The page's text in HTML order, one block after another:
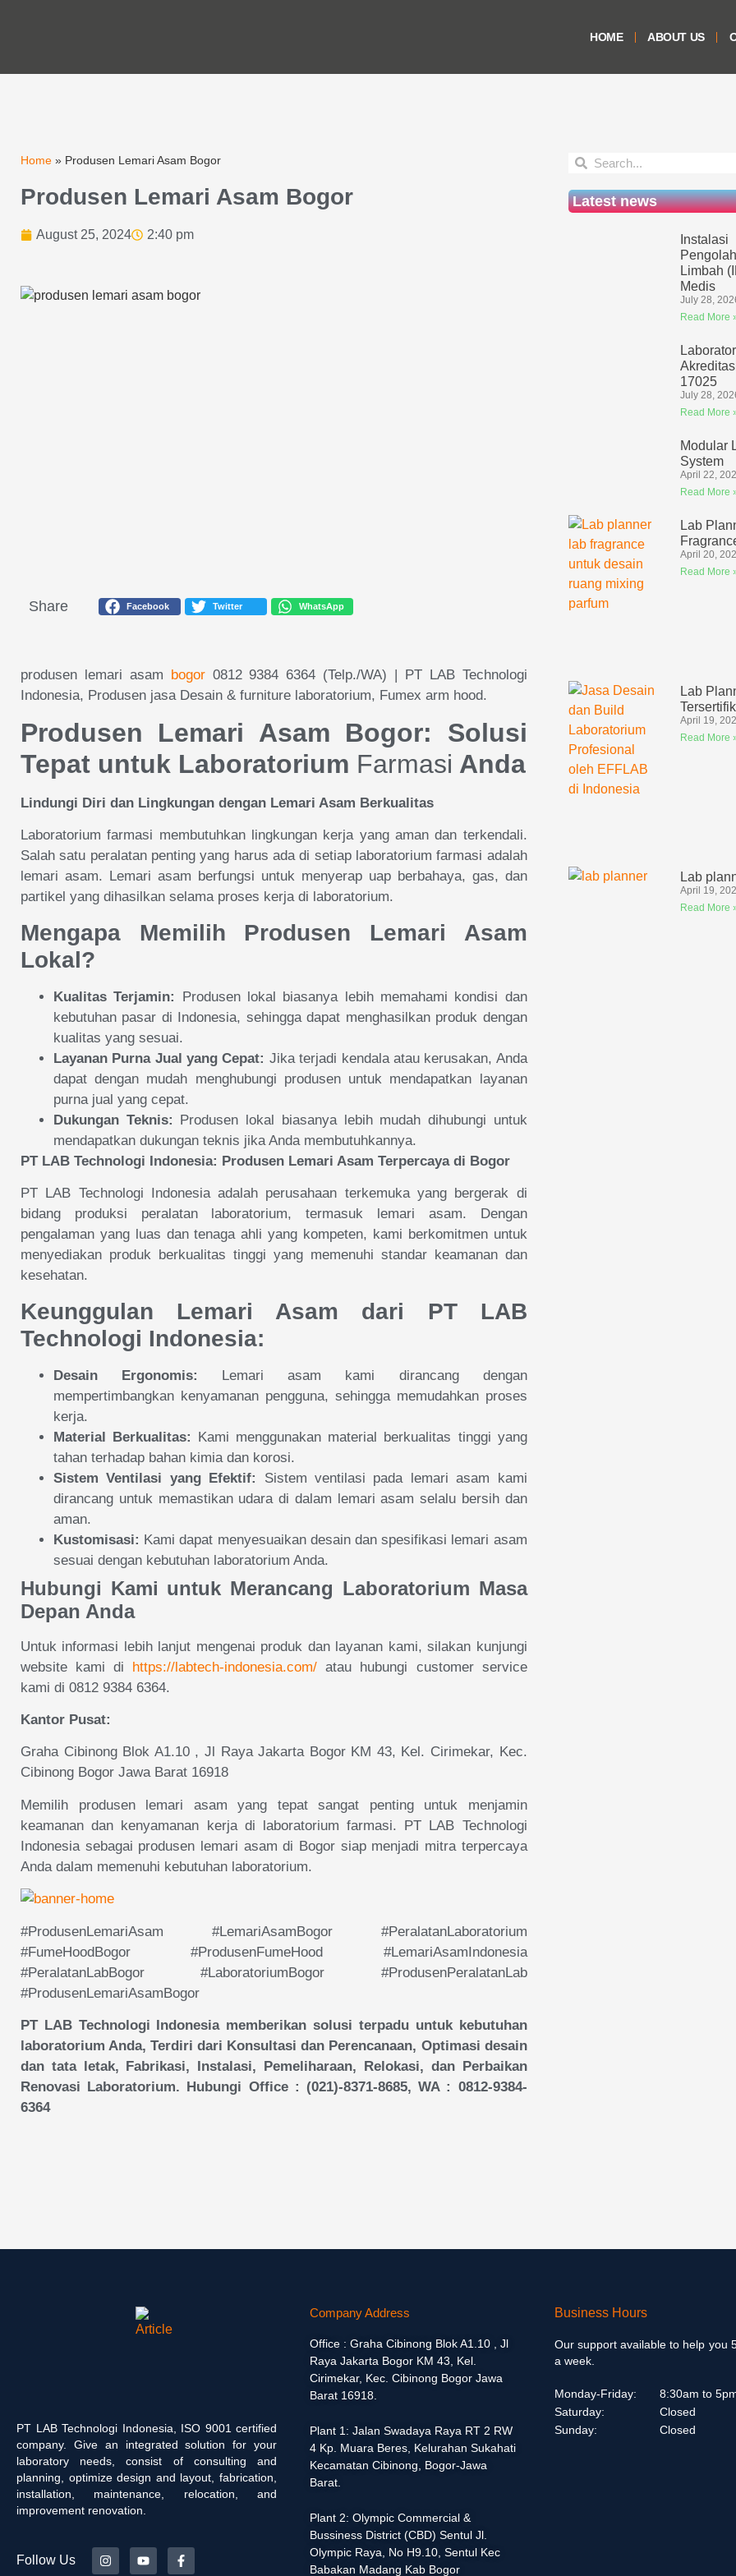
HOME ABOUT US
Home » Produsen Lemari Asam Bogor
Produsen Lemari Asam Bogor
August 25, 2024 2:40 pm
Share Facebook Twitter WhatsApp
produsen lemari asam bogor0812 9384 6364 (Telp./WA) | PT LAB Technologi
Indonesia, Produsen jasa Desain & furniture laboratorium, Fumex arm hood.
Produsen Lemari Asam Bogor: Solusi
Tepat untuk Laboratorium Farmasi Anda
Lindungi Diri dan Lingkungan dengan Lemari Asam Berkualitas
Laboratorium farmasi membutuhkan lingkungan kerja yang aman dan terkendali.
Salah satu peralatan penting yang harus ada di setiap laboratorium farmasi adalah
lemari asam. Lemari asam berfungsi untuk menyerap uap berbahaya, gas, dan
partikel yang dihasilkan selama proses kerja di laboratorium.
Mengapa Memilih Produsen Lemari Asam
Lokal?
Kualitas Terjamin:
Produsen lokal biasanya lebih memahami kondisi dan
kebutuhan pasar di Indonesia, sehingga dapat menghasilkan produk dengan
kualitas yang sesuai.
Layanan Purna Jual yang Cepat: Jika terjadi kendala atau kerusakan, Anda
dapat dengan mudah menghubungi produsen untuk mendapatkan layanan
purna jual yang cepat.
Dukungan Teknis: Produsen lokal biasanya lebih mudah dihubungi untuk
mendapatkan dukungan teknis jika Anda membutuhkannya.
PT LAB Technologi Indonesia: Produsen Lemari Asam Terpercaya di Bogor
PT LAB Technologi Indonesia adalah perusahaan terkemuka yang bergerak di
bidang produksi peralatan laboratorium, termasuk lemari asam. Dengan
pengalaman yang luas dan tenaga ahli yang kompeten, kami berkomitmen untuk
menyediakan produk berkualitas tinggi yang memenuhi standar keamanan dan
kesehatan.
Keunggulan Lemari Asam dari PT LAB
Technologi Indonesia:
Desain Ergonomis:
Lemari asam kami dirancang dengan
mempertimbangkan kenyamanan pengguna, sehingga memudahkan proses
kerja.
Material Berkualitas: Kami menggunakan material berkualitas tinggi yang
tahan terhadap bahan kimia dan korosi.
Sistem Ventilasi yang Efektif:
Sistem ventilasi pada lemari asam kami
dirancang untuk memastikan udara di dalam lemari asam selalu bersih dan
aman.
Kustomisasi: Kami dapat menyesuaikan desain dan spesifikasi lemari asam
sesuai dengan kebutuhan laboratorium Anda.
Hubungi Kami untuk Merancang Laboratorium Masa
Depan Anda
Untuk informasi lebih lanjut mengenai produk dan layanan kami, silakan kunjungi
website kami di https://labtech-indonesia.com/ atau hubungi customer service
kami di 0812 9384 6364.
Kantor Pusat:
Graha Cibinong Blok A1.10 , Jl Raya Jakarta Bogor KM 43, Kel. Cirimekar, Kec.
Cibinong Bogor Jawa Barat 16918
Memilih produsen lemari asam yang tepat sangat penting untuk menjamin
keamanan dan kenyamanan kerja di laboratorium farmasi. PT LAB Technologi
Indonesia sebagai produsen lemari asam di Bogor siap menjadi mitra terpercaya
Anda dalam memenuhi kebutuhan laboratorium.
#ProdusenLemariAsam #LemariAsamBogor #PeralatanLaboratorium
#FumeHoodBogor #ProdusenFumeHood #LemariAsamIndonesia
#PeralatanLabBogor #LaboratoriumBogor #ProdusenPeralatanLab
#ProdusenLemariAsamBogor
PT LAB Technologi Indonesia memberikan solusi terpadu untuk kebutuhan
laboratorium Anda, Terdiri dari Konsultasi dan Perencanaan, Optimasi desain
dan tata letak, Fabrikasi, Instalasi, Pemeliharaan, Relokasi, dan Perbaikan
Renovasi Laboratorium. Hubungi Office : (021)-8371-8685, WA : 0812-9384-
6364
Latest news
Instalasi
Limbah
Medis
July 28,
Read More
17025
July 28,
Read More
Modular
System
April 22,
Read More
Lab
April 20,
Read More
Lab
April 19,
Read More
Lab
April 19,
Read More
PT LAB Technologi Indonesia, ISO 9001 certified
company. Give an integrated solution for your
laboratory needs, consist of consulting and
planning, optimize design and layout, fabrication,
installation, maintenance, relocation, and
improvement renovation.
Follow Us
Company Address
Office : Graha Cibinong Blok A1.10 , Jl
Raya Jakarta Bogor KM 43, Kel.
Cirimekar, Kec. Cibinong Bogor Jawa
Barat 16918.
Plant 1: Jalan Swadaya Raya RT 2 RW
4 Kp. Muara Beres, Kelurahan Sukahati
Kecamatan Cibinong, Bogor-Jawa
Barat.
Plant 2: Olympic Commercial &
Bussiness District (CBD) Sentul Jl.
Olympic Raya, No H9.10, Sentul Kec
Babakan Madang Kab Bogor
Business Hours
Our support available to help you
a week.
Monday-Friday:
Saturday:
Sunday:
8:30am to
Closed
Closed